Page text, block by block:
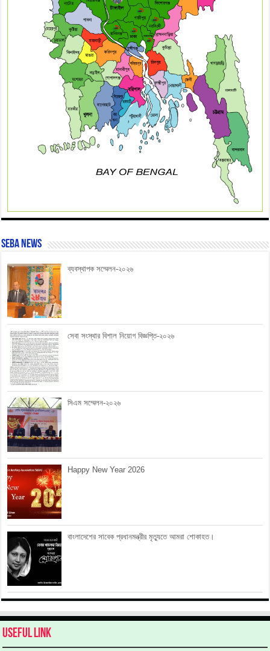
SEBA News
ব্যবস্থাপক সম্মেলন-২০২৬
সেবা সংস্থার বিশাল নিয়োগ বিজ্ঞপ্তি-২০২৬
সিএম সম্মেলন-২০২৬
Happy New Year 2026
বাংলাদেশের সাবেক প্রধানমন্ত্রীর মৃত্যুতে আমরা শোকাহত।
Useful Link